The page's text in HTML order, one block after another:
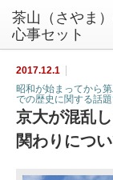
茶山（さやま
心事セット
2017.12.1
昭和が始まってから
での歴史に関する話
京大が混乱
関わりにつ